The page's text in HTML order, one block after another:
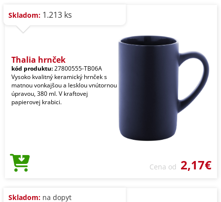
Skladom: 1.213 ks
Thalia hrnček
kód produktu:27800555-TB06A
Vysoko kvalitný keramický hrnček s
matnou vonkajšou a lesklou vnútornou
úpravou, 380 ml. V kraftovej
papierovej krabici.
Cena od 2,17€
Skladom: na dopyt